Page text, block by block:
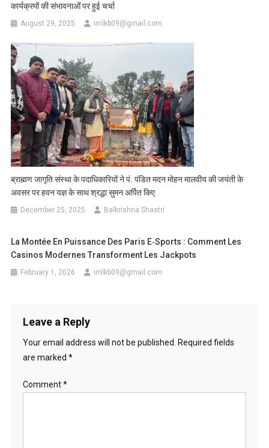
कार्यक्रमों की संभावनाओं पर हुई चर्चा
August 29, 2025 imlkb09@gmail.com
ब्राह्मण जागृति संस्था के पदाधिकारियों ने पं. पंडित मदन मोहन मालवीय की जयंती के
अवसर पर हवन यज्ञ के साथ श्रद्धा सुमन अर्पित किए
December 25, 2025 Balkrishna Shastri
La Montée En Puissance Des Paris E‑sports : Comment Les
Casinos Modernes Transforment Les Jackpots
February 1, 2026 imlkb09@gmail.com
Leave a Reply
Your email address will not be published. Required fields
are marked *
Comment*